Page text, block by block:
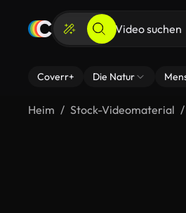
Coverr+ Die Natur
Heim Stock-Videomaterial